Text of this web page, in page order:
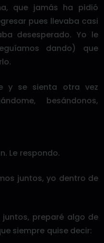
que jamás ha pidió
pues llevaba casi
desesperado. Yo le
dando) que
y se sienta otra vez
besándonos,
Le respondo.
juntos, yo dentro de
preparé algo de
siempre quise decir: